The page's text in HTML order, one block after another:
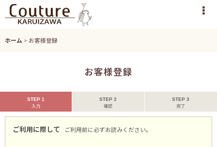
ホーム > お客様登録
お客様登録
STEP 1
入力
STEP 2
確認
STEP 3
完了
ご利用に際して ご利用前に必ずお読みください。